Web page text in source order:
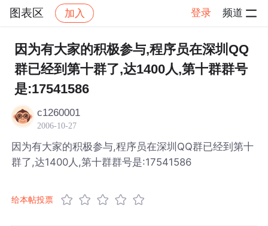
图表区 加入 登录 频道
社区 图表区 帖子详情
因为有大家的积极参与,程序员在深圳QQ
群已经到第十群了,达1400人,第十群群号
是:17541586
c1260001
2006-10-27
因为有大家的积极参与,程序员在深圳QQ群已经到第十
群了,达1400人,第十群群号是:17541586
给本帖投票